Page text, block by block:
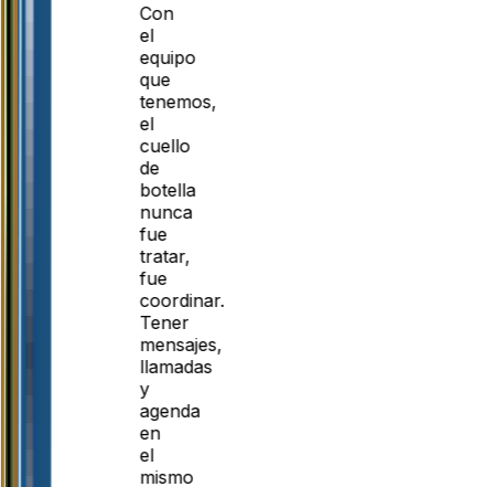
Con
el
equipo
que
tenemos,
el
cuello
de
botella
nunca
fue
tratar,
fue
coordinar.
Tener
mensajes,
llamadas
y
agenda
en
el
mismo